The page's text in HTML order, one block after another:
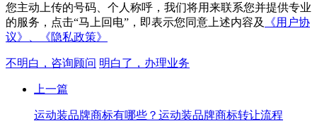
您主动上传的号码、个人称呼，我们将用来联系您并提供专业
的服务，点击“马上回电”，即表示您同意上述内容及
《用户协
议》、
《隐私政策》
不明白，咨询顾问 明白了，办理业务
上一篇
运动装品牌商标有哪些？运动装品牌商标转让流程